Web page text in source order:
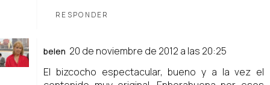
RESPONDER
belen 20 de noviembre de 2012 a las 20:25
El bizcocho espectacular, bueno y a la vez el